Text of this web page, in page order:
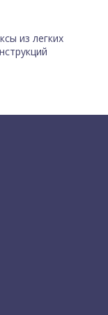
из легких